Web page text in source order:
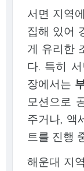
서면 지역
집해 있어
게 유리한
다. 특히
장에서는
모션으로
주거나, 액
트를 진행
해운대 지